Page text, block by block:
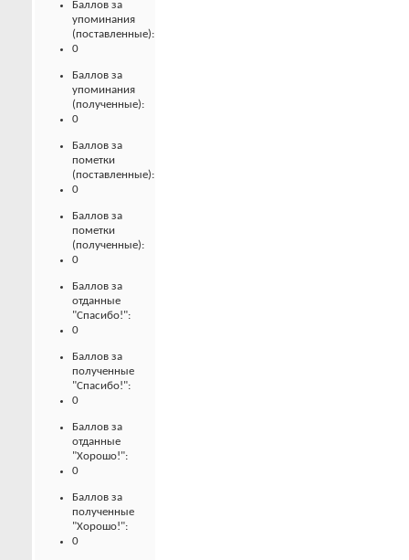
Баллов за
упоминания
(поставленные):
0
Баллов за
упоминания
(полученные):
0
Баллов за
пометки
(поставленные):
0
Баллов за
пометки
(полученные):
0
Баллов за
отданные
"Спасибо!":
0
Баллов за
полученные
"Спасибо!":
0
Баллов за
отданные
"Хорошо!":
0
Баллов за
полученные
"Хорошо!":
0